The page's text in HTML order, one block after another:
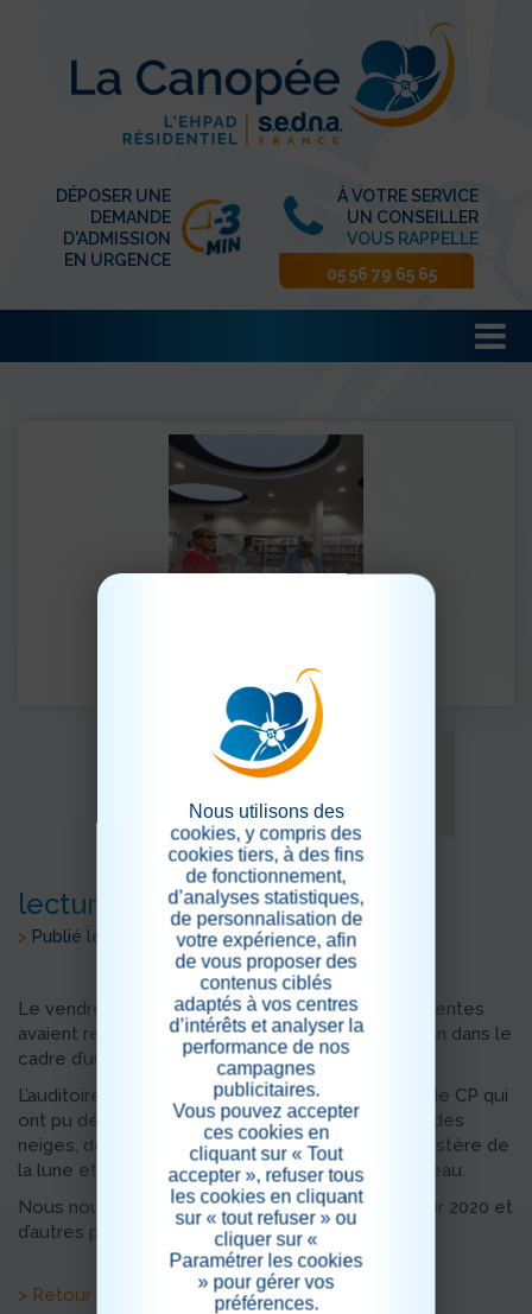
DÉPOSER UNE
DEMANDE
D'ADMISSION
EN URGENCE
À VOTRE SERVICE
UN CONSEILLER
VOUS RAPPELLE
05 56 79 65 65
lecture intergénérationnelle
> Publié le 11/12/2019
Le vendredi 6 décembre 2019 deux de nos Résidentes
avaient rendez-vous à la bibliothèque Flora-Tristan dans le
cadre d’un projet de lecture intergénérationnelle.
L’auditoire était composé d’enfants d’une classe de CP qui
ont pu découvrir les histoires du p’tit bonhomme des
neiges, de Monsieur patate, de l’écureuil et le mystère de
la lune et de Monsieur ours qui a perdu son chapeau.
Nous nous sommes déjà donné rendez-vous pour 2020 et
d’autres partages de lecture.
> Retour aux actualités
Nous utilisons des
cookies, y compris des
cookies tiers, à des fins
de fonctionnement,
d’analyses statistiques,
de personnalisation de
votre expérience, afin
de vous proposer des
contenus ciblés
adaptés à vos centres
d’intérêts et analyser la
performance de nos
campagnes
publicitaires.
Vous pouvez accepter
ces cookies en
cliquant sur « Tout
accepter », refuser tous
les cookies en cliquant
sur « tout refuser » ou
cliquer sur «
Paramétrer les cookies
» pour gérer vos
préférences.